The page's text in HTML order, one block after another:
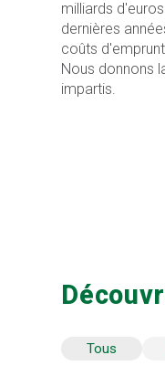
milliards
dernières
coûts
Nous donnons
impartis.
Tous